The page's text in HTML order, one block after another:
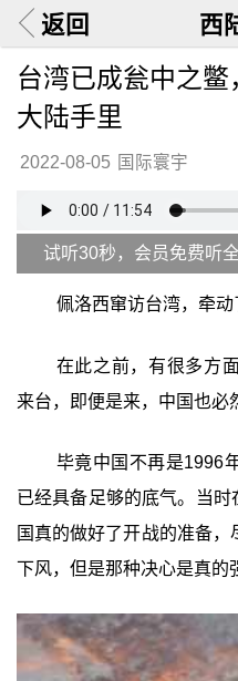
返回 西
台湾已成瓮中之
大陆手里
2022-08-05 国际寰宇
试听30秒，会员免费听
佩洛西窜访台湾，牵动
在此之前，有很多方
来台，即便是来，中国也必
毕竟中国不再是1996
已经具备足够的底气。当时
国真的做好了开战的准备
下风，但是那种决心是真的